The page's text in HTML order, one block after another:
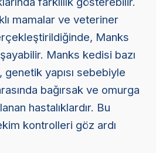
mamalar ve veteriner
Manks
Manks kedisi bazı
yapısı sebebiyle
bağırsak ve omurga
hastalıklardır. Bu
kontrolleri göz ardı